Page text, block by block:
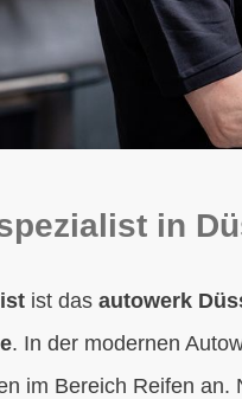
in
ist das autowerk
. In der modernen
im Bereich Reifen